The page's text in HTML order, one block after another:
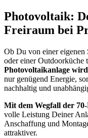
Photovoltaik:
Freiraum bei
Ob Du von einer eigenen
oder einer Outdoorküche
Photovoltaikanlage
nur genügend Energie,
nachhaltig und
Mit dem Wegfall der
volle Leistung Deiner
Anschaffung und
attraktiver.